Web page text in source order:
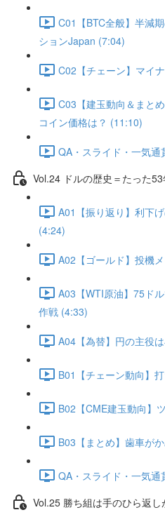
C01【BTC全般】半減
ションJapan (7:04)
C02【チェーン】マイ
C03【建玉動向＆まと
コイン価格は？ (11:10)
QA・スライド・一気通
Vol.24 ドルの歴史＝たった53
A01【振り返り】利下
(4:24)
A02【ゴールド】投機
A03【WTI原油】75ド
作戦 (4:33)
A04【為替】円の主役
B01【チェーン動向】
B02【CME建玉動向】
B03【まとめ】歯車が
QA・スライド・一気通
Vol.25 勝ち組は手のひら返し